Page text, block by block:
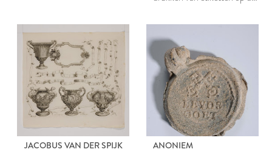
balen textielstof
JACOBUS VAN DER SPIJK ANONIEM